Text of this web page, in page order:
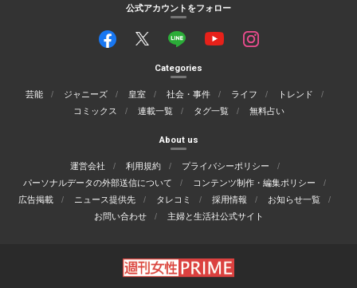
公式アカウントをフォロー
Categories
芸能 ジャニーズ 皇室 社会・事件 ライフ
トレンド
コミックス
連載一覧 タグ一覧 無料占い
About us
運営会社 利用規約
プライバシーポリシー
パーソナルデータの外部送信について
コンテンツ制作・編集ポリシー
広告掲載
ニュース提供先 タレコミ 採用情報
お知らせ一覧
お問い合わせ
主婦と生活社公式サイト